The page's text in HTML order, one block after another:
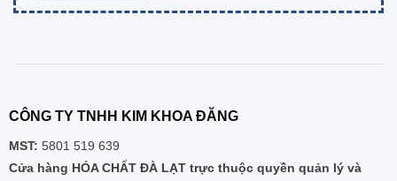
CÔNG TY TNHH KIM KHOA ĐĂNG
MST: 5801 519 639
Cửa hàng HÓA CHẤT ĐÀ LẠT trực thuộc quyền quản lý và